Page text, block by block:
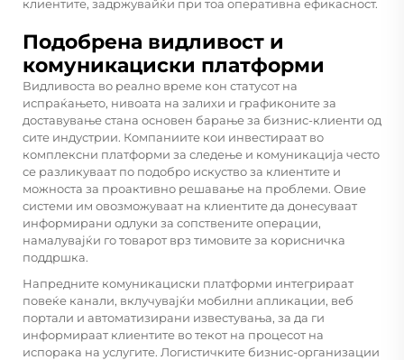
клиентите, задржувайќи при тоа оперативна ефикасност.
Подобрена видливост и
комуникациски платформи
Видливоста во реално време кон статусот на
испраќањето, нивоата на залихи и графиконите за
доставување стана основен барање за бизнис-клиенти од
сите индустрии. Компаниите кои инвестираат во
комплексни платформи за следење и комуникација често
се разликуваат по подобро искуство за клиентите и
можноста за проактивно решавање на проблеми. Овие
системи им овозможуваат на клиентите да донесуваат
информирани одлуки за сопствените операции,
намалувајќи го товарот врз тимовите за корисничка
поддршка.
Напредните комуникациски платформи интегрираат
повеќе канали, вклучувајќи мобилни апликации, веб
портали и автоматизирани известувања, за да ги
информираат клиентите во текот на процесот на
испорака на услугите. Логистичките бизнис-организации